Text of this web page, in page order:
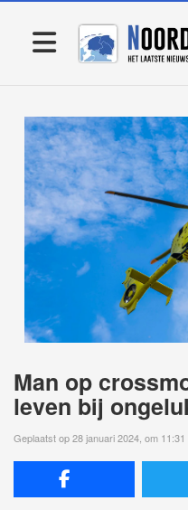
Man op
leven bij
Geplaatst op 28 januari 2024, om 11:31